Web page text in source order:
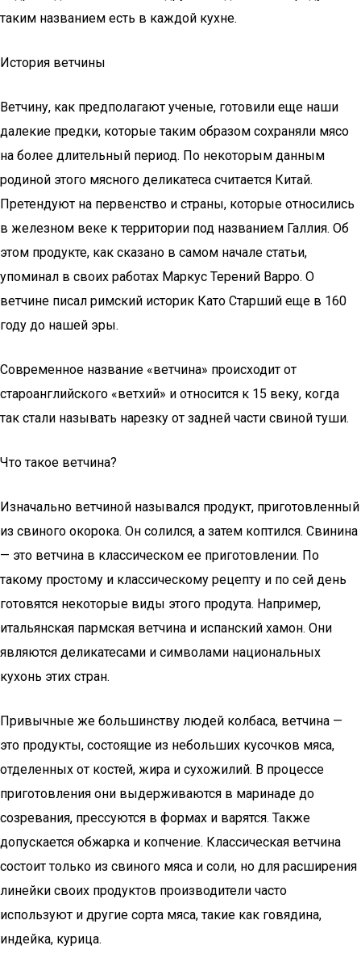
таким названием есть в каждой кухне.
История ветчины
Ветчину, как предполагают ученые, готовили еще наши
далекие предки, которые таким образом сохраняли мясо
на более длительный период. По некоторым данным
родиной этого мясного деликатеса считается Китай.
Претендуют на первенство и страны, которые относились
в железном веке к территории под названием Галлия. Об
этом продукте, как сказано в самом начале статьи,
упоминал в своих работах Маркус Терений Варро. О
ветчине писал римский историк Като Старший еще в 160
году до нашей эры.
Современное название «ветчина» происходит от
староанглийского «ветхий» и относится к 15 веку, когда
так стали называть нарезку от задней части свиной туши.
Что такое ветчина?
Изначально ветчиной назывался продукт, приготовленный
из свиного окорока. Он солился, а затем коптился. Свинина
— это ветчина в классическом ее приготовлении. По
такому простому и классическому рецепту и по сей день
готовятся некоторые виды этого продута. Например,
итальянская пармская ветчина и испанский хамон. Они
являются деликатесами и символами национальных
кухонь этих стран.
Привычные же большинству людей колбаса, ветчина —
это продукты, состоящие из небольших кусочков мяса,
отделенных от костей, жира и сухожилий. В процессе
приготовления они выдерживаются в маринаде до
созревания, прессуются в формах и варятся. Также
допускается обжарка и копчение. Классическая ветчина
состоит только из свиного мяса и соли, но для расширения
линейки своих продуктов производители часто
используют и другие сорта мяса, такие как говядина,
индейка, курица.